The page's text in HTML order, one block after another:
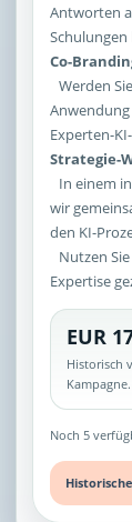
Antworten
Co-
Werden
Experten-
Strategie-
In einem
wir
den KI-
Nutzen
Expertise
EUR
Historisch
Kampagne.
Noch 5